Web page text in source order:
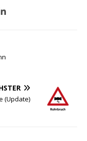
(Update)